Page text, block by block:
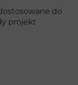
do
projekt